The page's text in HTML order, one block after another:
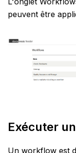
peuvent être
Exécuter
Un workflow est